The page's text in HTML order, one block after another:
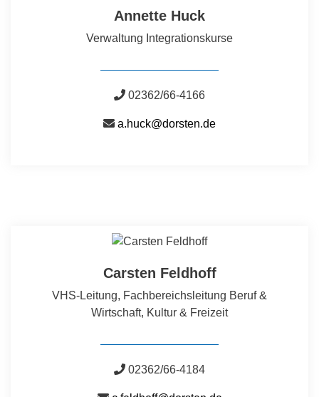
Annette Huck
Verwaltung Integrationskurse
02362/66-4166
a.huck@dorsten.de
Carsten Feldhoff
VHS-Leitung, Fachbereichsleitung Beruf &
Wirtschaft, Kultur & Freizeit
02362/66-4184